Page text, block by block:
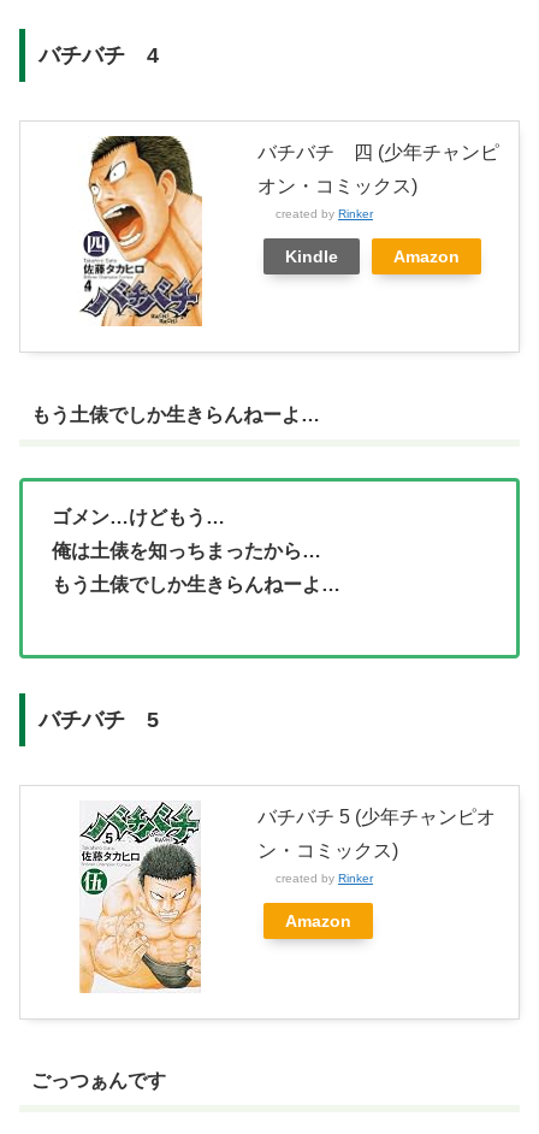
バチバチ 4
バチバチ 四 (少年チャンピ
オン・コミックス)
created by Rinker
Kindle Amazon
もう土俵でしか生きらんねーよ…
ゴメン…けどもう…
俺は土俵を知っちまったから…
もう土俵でしか生きらんねーよ…
バチバチ 5
バチバチ 5 (少年チャンピオ
ン・コミックス)
created by Rinker
Amazon
ごっつぁんです